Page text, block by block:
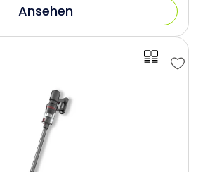
Ansehen